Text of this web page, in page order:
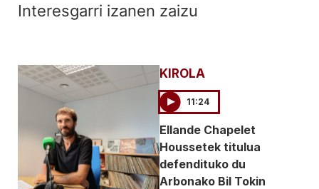
Interesgarri izanen zaizu
KIROLA
11:24
Ellande Chapelet
Houssetek titulua
defendituko du
Arbonako Bil Tokin